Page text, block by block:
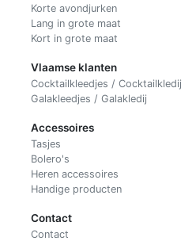
Korte avondjurken
Lang in grote maat
Kort in grote maat
Vlaamse klanten
Cocktailkleedjes / Cocktailkledij
Galakleedjes / Galakledij
Accessoires
Tasjes
Bolero's
Heren accessoires
Handige producten
Contact
Contact